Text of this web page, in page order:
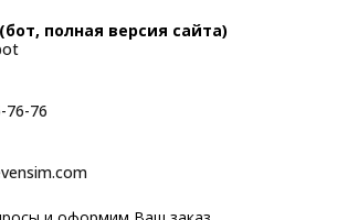
полная версия сайта)
76-76